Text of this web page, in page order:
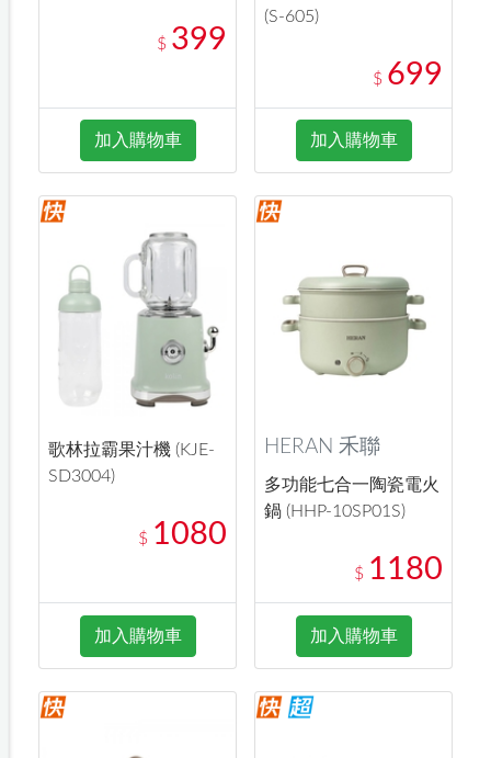
$ 399
加入購物車
(S-605)
$ 699
加入購物車
歌林拉霸果汁機 (KJE-
SD3004)
$ 1080
加入購物車
HERAN 禾聯
多功能七合一陶瓷電火
鍋 (HHP-10SP01S)
$ 1180
加入購物車